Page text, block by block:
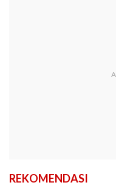
REKOMENDASI